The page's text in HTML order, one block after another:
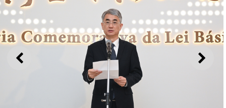
上一则 下一